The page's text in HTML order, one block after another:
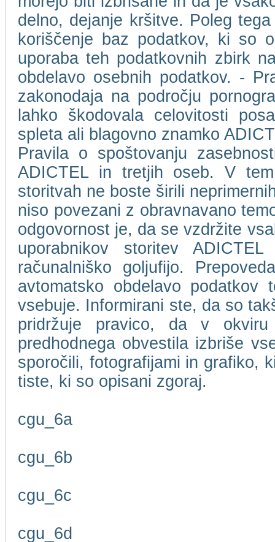
delno, dejanje kršitve. Poleg
koriščenje baz podatkov, ki so
uporaba teh podatkovnih zbirk
obdelavo osebnih podatkov. -
zakonodaja na področju
lahko škodovala celovitosti
spleta ali blagovno znamko
Pravila o spoštovanju
ADICTEL in tretjih oseb. V
storitvah ne boste širili
niso povezani z obravnavano
odgovornost je, da se vzdržite
uporabnikov storitev
računalniško goljufijo.
avtomatsko obdelavo podatkov
vsebuje. Informirani ste, da so
pridržuje pravico, da v
predhodnega obvestila izbriše
sporočili, fotografijami in grafiko,
tiste, ki so opisani zgoraj.
cgu_6a
cgu_6b
cgu_6c
cgu_6d